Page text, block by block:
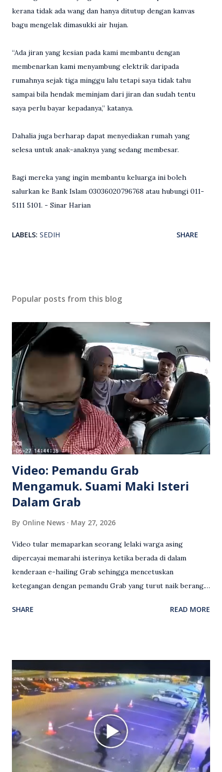
kerana tidak ada wang dan hanya ditutup dengan kanvas
bagu mengelak dimasukki air hujan.
“Ada jiran yang kesian pada kami membantu dengan
membenarkan kami menyambung elektrik daripada
rumahnya sejak tiga minggu lalu tetapi saya tidak tahu
sampai bila hendak meminjam dari jiran dan sudah tentu
saya perlu bayar kepadanya,” katanya.
Dahalia juga berharap dapat menyediakan rumah yang
selesa untuk anak-anaknya yang sedang membesar.
Bagi mereka yang ingin membantu keluarga ini boleh
salurkan ke Bank Islam 03036020796768 atau hubungi 011-
5111 5101. - Sinar Harian
LABELS: SEDIH SHARE
Popular posts from this blog
Video: Pemandu Grab
Mengamuk. Suami Maki Isteri
Dalam Grab
By Online News May 27, 2026
Video tular memaparkan seorang lelaki warga asing
dipercayai memarahi isterinya ketika berada di dalam
kenderaan e-hailing Grab sehingga mencetuskan
ketegangan dengan pemandu Grab yang turut naik berang.
antara seorang lelaki warga asing dengan pemandu Grab
Grab bertindak mempertahankan wanita terbabit sebelum
berlaku pertikaman lidah antara kedua-dua pihak. Video
berkenaan kini tular di media sosial dan mendapat pelbagai
reaksi orang ramai. Antara komen orang awam yang tular di
media sosial mengenai insiden tersebut ialah ramai yang
meluahkan rasa marah terhadap tindakan lelaki berkenaan
serta memuji pemandu Grab kerana campur tangan.
Sebahagian netizen turut meminta pihak berkuasa
SHARE READ MORE